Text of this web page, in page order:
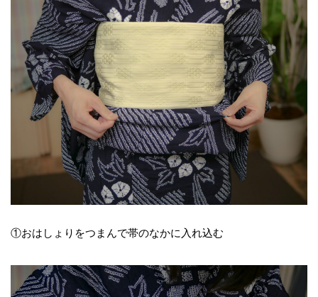
①おはしょりをつまんで帯のなかに入れ込む